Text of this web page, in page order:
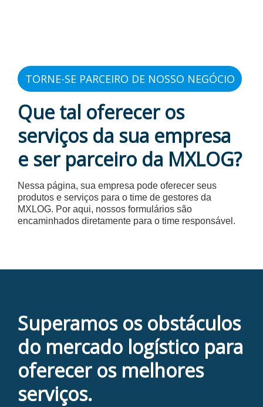
TORNE-SE PARCEIRO DE NOSSO NEGÓCIO
Que tal oferecer os
serviços da sua empresa
e ser parceiro da MXLOG?
Nessa página, sua empresa pode oferecer seus
produtos e serviços para o time de gestores da
MXLOG. Por aqui, nossos formulários são
encaminhados diretamente para o time responsável.
Superamos os obstáculos
do mercado logístico para
oferecer os melhores
serviços.